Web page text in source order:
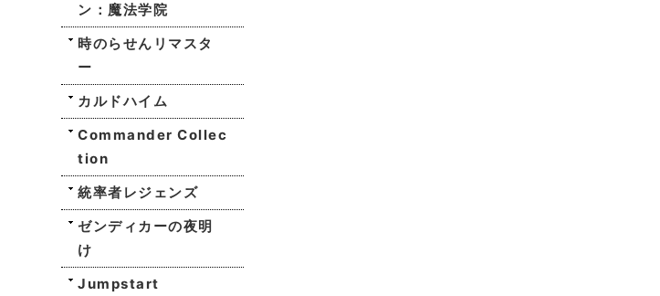
ン：魔法学院
時のらせんリマスタ
ー
カルドハイム
Commander Collec
tion
統率者レジェンズ
ゼンディカーの夜明
け
Jumpstart